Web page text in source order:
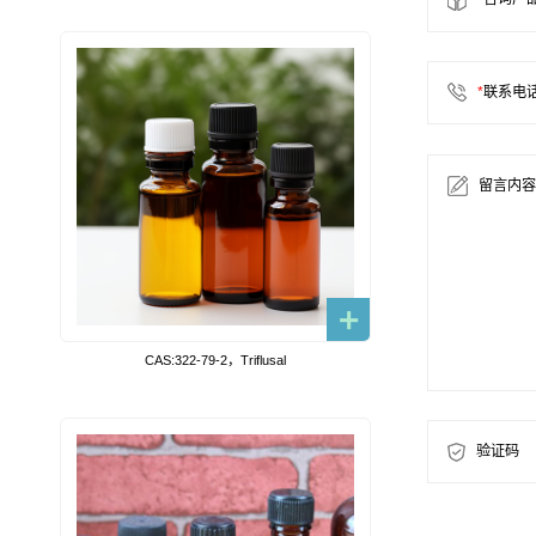
CAS:322-79-2，Triflusal
*联系电
留言内容
验证码